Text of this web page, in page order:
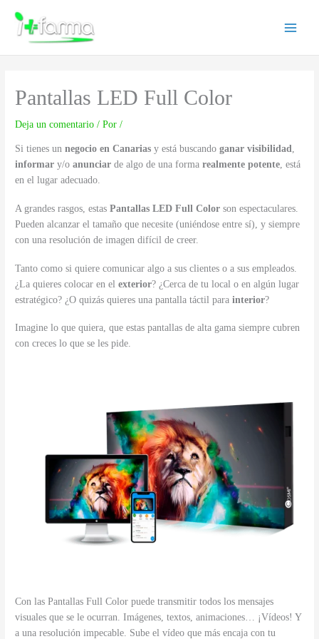
contenido
Pantallas LED Full Color
Deja un comentario / Por/
Si tienes unnegocio en Canarias y está buscandoganar visibilidad,
informar y/oanunciar de algo de una formarealmente potente, está
en el lugar adecuado.
A grandes rasgos, estasPantallas LED Full Color son espectaculares.
Pueden alcanzar el tamaño que necesite (uniéndose entre sí), y siempre
con una resolución de imagen difícil de creer.
Tanto como si quiere comunicar algo a sus clientes o a sus empleados.
¿La quieres colocar en elexterior? ¿Cerca de tu local o en algún lugar
estratégico? ¿O quizás quieres una pantalla táctil parainterior?
Imagine lo que quiera, que estas pantallas de alta gama siempre cubren
con creces lo que se les pide.
Con las Pantallas Full Color puede transmitir todos los mensajes
visuales que se le ocurran. Imágenes, textos, animaciones… ¡Vídeos! Y
a una resolución impecable. Sube el vídeo que más encaja con tu